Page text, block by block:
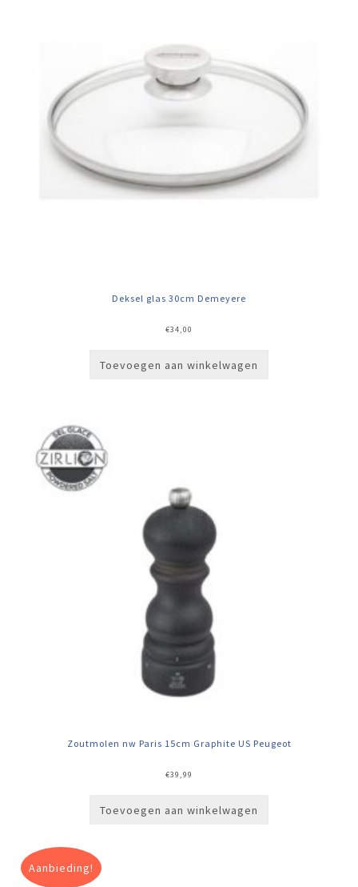
Deksel glas 30cm Demeyere
€34,00
Toevoegen aan winkelwagen
Zoutmolen nw Paris 15cm Graphite US Peugeot
€39,99
Toevoegen aan winkelwagen
Aanbieding!